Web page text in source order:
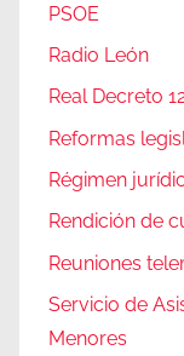
PSOE
Radio León
Real Decreto
Reformas
Régimen
Rendición de
Reuniones
Servicio de
Menores